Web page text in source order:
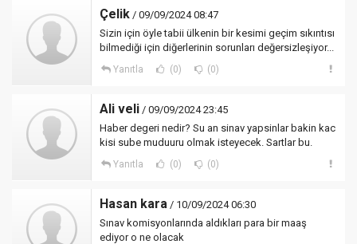
Çelik / 09/09/2024 08:47
Sizin için öyle tabii ülkenin bir kesimi geçim sıkıntısı
bilmediği için diğerlerinin sorunları değersizleşiyor...
Yanıtla (0) (0)
Ali veli / 09/09/2024 23:45
Haber degeri nedir? Su an sinav yapsinlar bakin kac
kisi sube muduuru olmak isteyecek. Sartlar bu.
Yanıtla (0) (0)
Hasan kara / 10/09/2024 06:30
Sınav komisyonlarında aldıkları para bir maaş
ediyor o ne olacak